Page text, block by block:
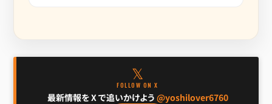
𝕏
FOLLOW ON X
最新情報を X で追いかけよう @yoshilover6760